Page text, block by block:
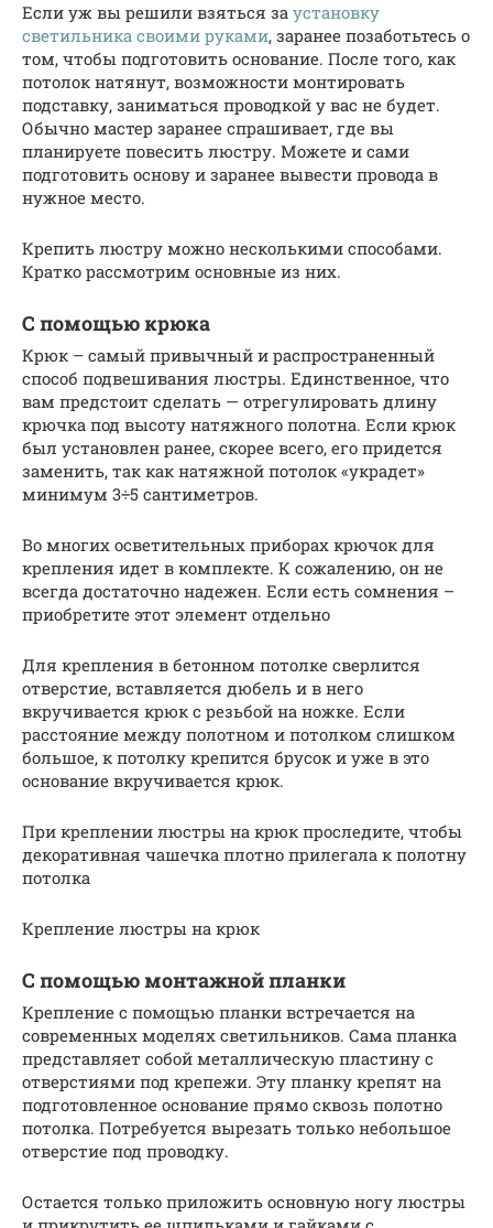
Если уж вы решили взяться за установку
светильника своими руками, заранее позаботьтесь о
том, чтобы подготовить основание. После того, как
потолок натянут, возможности монтировать
подставку, заниматься проводкой у вас не будет.
Обычно мастер заранее спрашивает, где вы
планируете повесить люстру. Можете и сами
подготовить основу и заранее вывести провода в
нужное место.
Крепить люстру можно несколькими способами.
Кратко рассмотрим основные из них.
С помощью крюка
Крюк – самый привычный и распространенный
способ подвешивания люстры. Единственное, что
вам предстоит сделать — отрегулировать длину
крючка под высоту натяжного полотна. Если крюк
был установлен ранее, скорее всего, его придется
заменить, так как натяжной потолок «украдет»
минимум 3÷5 сантиметров.
Во многих осветительных приборах крючок для
крепления идет в комплекте. К сожалению, он не
всегда достаточно надежен. Если есть сомнения –
приобретите этот элемент отдельно
Для крепления в бетонном потолке сверлится
отверстие, вставляется дюбель и в него
вкручивается крюк с резьбой на ножке. Если
расстояние между полотном и потолком слишком
большое, к потолку крепится брусок и уже в это
основание вкручивается крюк.
При креплении люстры на крюк проследите, чтобы
декоративная чашечка плотно прилегала к полотну
потолка
Крепление люстры на крюк
С помощью монтажной планки
Крепление с помощью планки встречается на
современных моделях светильников. Сама планка
представляет собой металлическую пластину с
отверстиями под крепежи. Эту планку крепят на
подготовленное основание прямо сквозь полотно
потолка. Потребуется вырезать только небольшое
отверстие под проводку.
Остается только приложить основную ногу люстры